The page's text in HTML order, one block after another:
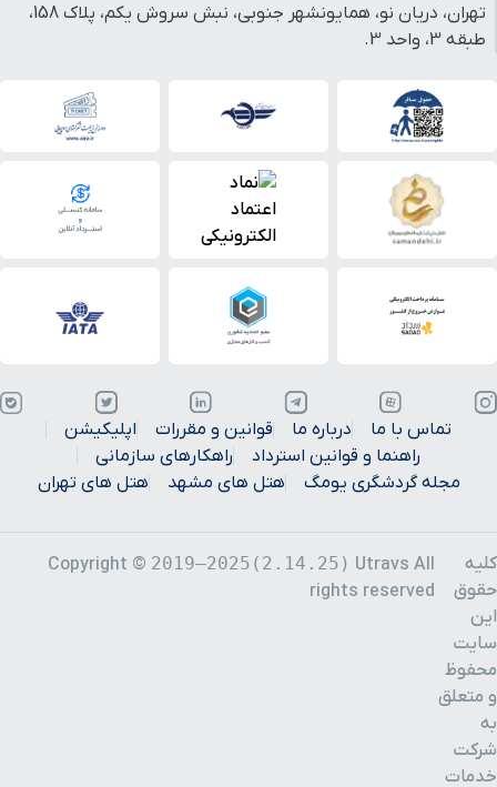
تهران، دریان نو، همایونشهر جنوبی، نبش سروش یکم، پلاک 158،
طبقه 3، واحد 3.
تماس با ما درباره ما قوانین و مقررات
اپلیکیشن
راهنما و قوانین استرداد
راهکارهای سازمانی
مجله گردشگری یومگ
هتل های مشهد هتل های تهران
کلیه
حقوق
این
سایت
محفوظ
و متعلق
به
شرکت
خدمات
Copyright © 2019–2025(2.14.25) Utravs All
rights reserved